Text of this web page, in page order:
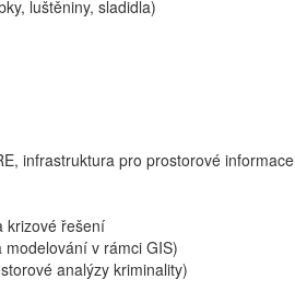
luštěniny, sladidla)
infrastruktura pro prostorové informace
krizové řešení
v rámci GIS)
analýzy kriminality)